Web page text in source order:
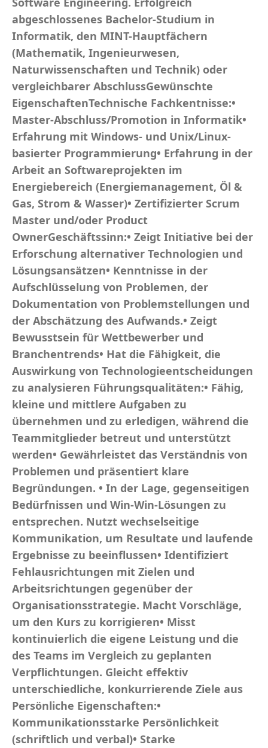
abgeschlossenes Bachelor-Studium in
Informatik, den MINT-Hauptfächern
(Mathematik, Ingenieurwesen,
Naturwissenschaften und Technik) oder
vergleichbarer AbschlussGewünschte
EigenschaftenTechnische Fachkentnisse:•
Master-Abschluss/Promotion in Informatik•
Erfahrung mit Windows- und Unix/Linux-
basierter Programmierung• Erfahrung in der
Arbeit an Softwareprojekten im
Energiebereich (Energiemanagement, Öl &
Gas, Strom & Wasser)• Zertifizierter Scrum
Master und/oder Product
OwnerGeschäftssinn:• Zeigt Initiative bei der
Erforschung alternativer Technologien und
Lösungsansätzen• Kenntnisse in der
Aufschlüsselung von Problemen, der
Dokumentation von Problemstellungen und
der Abschätzung des Aufwands.• Zeigt
Bewusstsein für Wettbewerber und
Branchentrends• Hat die Fähigkeit, die
Auswirkung von Technologieentscheidungen
zu analysieren Führungsqualitäten:• Fähig,
kleine und mittlere Aufgaben zu
übernehmen und zu erledigen, während die
Teammitglieder betreut und unterstützt
werden• Gewährleistet das Verständnis von
Problemen und präsentiert klare
Begründungen. • In der Lage, gegenseitigen
Bedürfnissen und Win-Win-Lösungen zu
entsprechen. Nutzt wechselseitige
Kommunikation, um Resultate und laufende
Ergebnisse zu beeinflussen• Identifiziert
Fehlausrichtungen mit Zielen und
Arbeitsrichtungen gegenüber der
Organisationsstrategie. Macht Vorschläge,
um den Kurs zu korrigieren• Misst
kontinuierlich die eigene Leistung und die
des Teams im Vergleich zu geplanten
Verpflichtungen. Gleicht effektiv
unterschiedliche, konkurrierende Ziele aus
Persönliche Eigenschaften:•
Kommunikationsstarke Persönlichkeit
(schriftlich und verbal)• Starke